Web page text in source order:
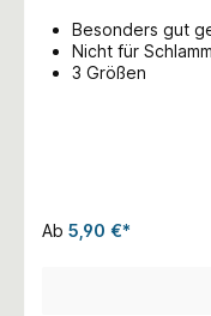
Besonders gut
Nicht für
3 Größen
Ab 5,90 €*